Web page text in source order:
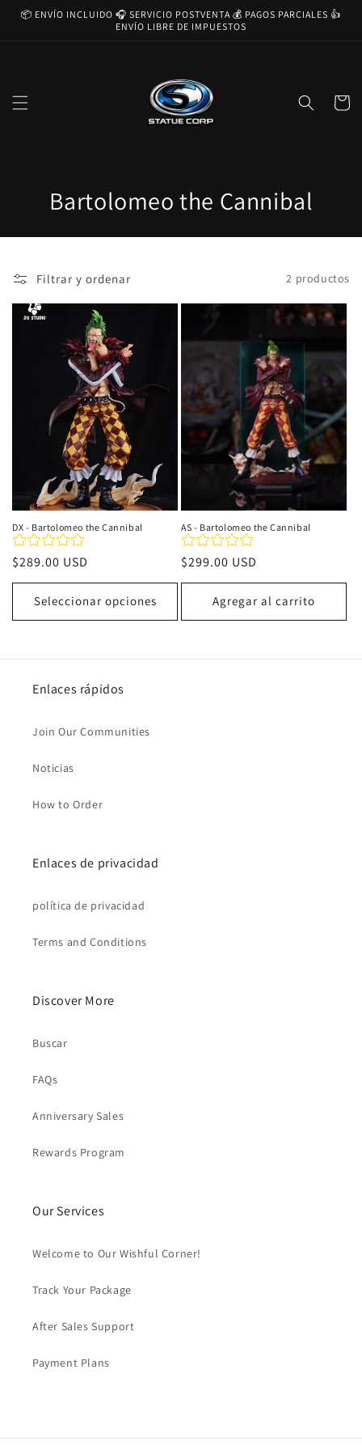
directamente
📦 ENVÍO INCLUIDO 🎧 SERVICIO POSTVENTA 💰 PAGOS PARCIALES 👍
ENVÍO LIBRE DE IMPUESTOS
Carrito
C
o
e
ó
:
Bartolomeo the Cannibal
Filtrar y ordenar 2 productos
DX - Bartolomeo the Cannibal
Precio
habitual
$289.00 USD
Seleccionar opciones
AS - Bartolomeo the Cannibal
Precio
habitual
$299.00 USD
Agregar al carrito
Enlaces rápidos
Join Our Communities
Noticias
How to Order
Enlaces de privacidad
política de privacidad
Terms and Conditions
Discover More
Buscar
FAQs
Anniversary Sales
Rewards Program
Our Services
Welcome to Our Wishful Corner!
Track Your Package
After Sales Support
Payment Plans